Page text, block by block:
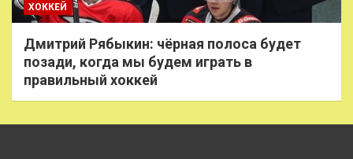
ХОККЕЙ
Дмитрий Рябыкин: чёрная полоса будет
позади, когда мы будем играть в
правильный хоккей